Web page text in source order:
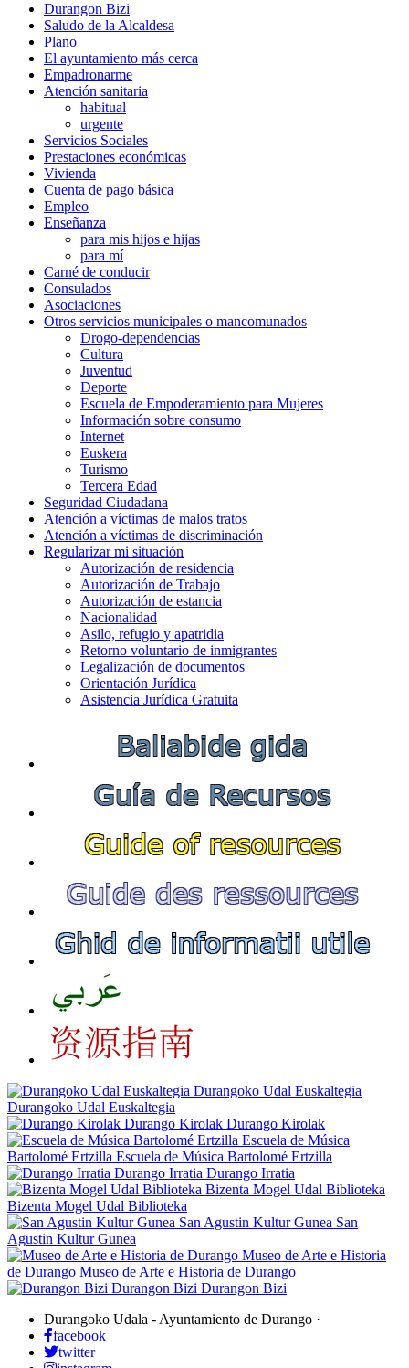
Durangon Bizi
Saludo de la Alcaldesa
Plano
El ayuntamiento más cerca
Empadronarme
Atención sanitaria
habitual
urgente
Servicios Sociales
Prestaciones económicas
Vivienda
Cuenta de pago básica
Empleo
Enseñanza
para mis hijos e hijas
para mí
Carné de conducir
Consulados
Asociaciones
Otros servicios municipales o mancomunados
Drogo-dependencias
Cultura
Juventud
Deporte
Escuela de Empoderamiento para Mujeres
Información sobre consumo
Internet
Euskera
Turismo
Tercera Edad
Seguridad Ciudadana
Atención a víctimas de malos tratos
Atención a víctimas de discriminación
Regularizar mi situación
Autorización de residencia
Autorización de Trabajo
Autorización de estancia
Nacionalidad
Asilo, refugio y apatridia
Retorno voluntario de inmigrantes
Legalización de documentos
Orientación Jurídica
Asistencia Jurídica Gratuita
Durangoko Udal Euskaltegia
Durangoko Udal Euskaltegia
Durango Kirolak Durango Kirolak
Escuela de Música
Bartolomé Ertzilla Escuela de Música Bartolomé Ertzilla
Durango Irratia Durango Irratia
Bizenta Mogel Udal Biblioteka
Bizenta Mogel Udal Biblioteka
San Agustin Kultur Gunea San
Agustin Kultur Gunea
Museo de Arte e Historia
de Durango Museo de Arte e Historia de Durango
Durangon Bizi Durangon Bizi
Durangoko Udala - Ayuntamiento de Durango ·
facebook
twitter